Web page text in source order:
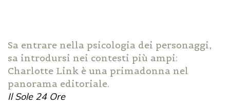
Sa entrare nella psicologia dei personaggi,
sa introdursi nei contesti più ampi:
Charlotte Link è una primadonna nel
panorama editoriale.
Il Sole 24 Ore